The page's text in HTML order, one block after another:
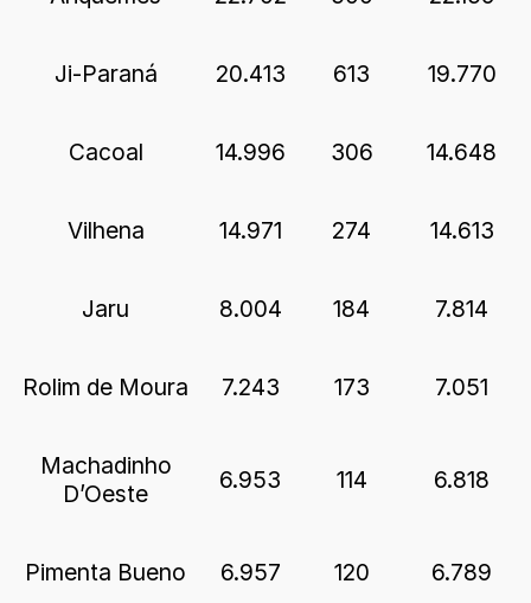
Ji-Paraná 20.413 613 19.770
Cacoal 14.996 306 14.648
Vilhena 14.971 274 14.613
Jaru 8.004 184 7.814
Rolim de Moura 7.243 173 7.051
Machadinho
D’Oeste
6.953 114 6.818
Pimenta Bueno 6.957 120 6.789